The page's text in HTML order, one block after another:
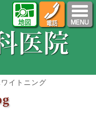
イトニング